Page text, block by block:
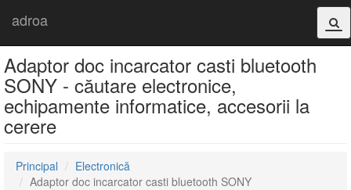
adroa
Adaptor doc incarcator casti bluetooth
SONY - căutare electronice,
echipamente informatice, accesorii la
cerere
Principal
Electronică
Adaptor doc incarcator casti bluetooth SONY